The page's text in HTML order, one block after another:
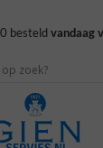
verzendingvanaf
besteld vandaag
niet goedgeld